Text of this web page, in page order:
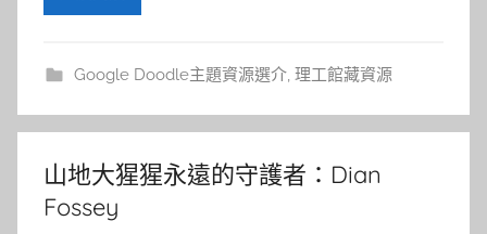
Google Doodle主題資源選介, 理工館藏資源
山地大猩猩永遠的守護者：Dian
Fossey